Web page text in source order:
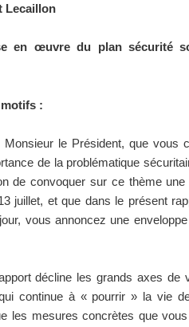
Lecaillon
en œuvre du plan sécurité
:
Monsieur le Président, que vous
de la problématique
de convoquer sur ce thème
juillet, et que dans le présent
vous annoncez une
décline les grands axes de
qui continue à « pourrir » la vie
les mesures concrètes que